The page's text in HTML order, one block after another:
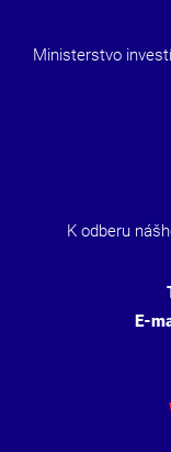
Ministerstvo
K odberu
E-